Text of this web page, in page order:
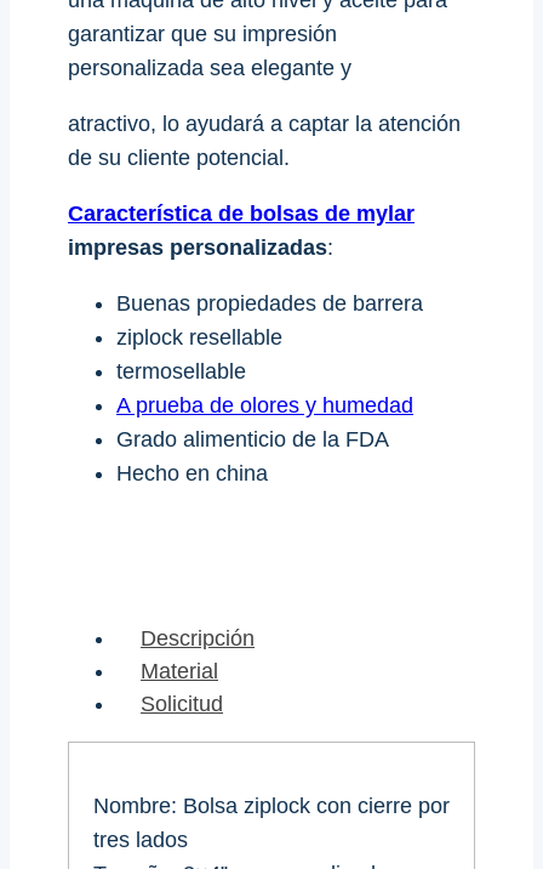
garantizar que su impresión
personalizada sea elegante y
atractivo, lo ayudará a captar la atención
de su cliente potencial.
Característica de bolsas de mylar
impresas personalizadas:
Buenas propiedades de barrera
ziplock resellable
termosellable
A prueba de olores y humedad
Grado alimenticio de la FDA
Hecho en china
Descripción
Material
Solicitud
Nombre: Bolsa ziplock con cierre por
tres lados